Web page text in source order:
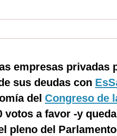
empresas privadas
sus deudas con
del Congreso de
votos a favor -y
pleno del